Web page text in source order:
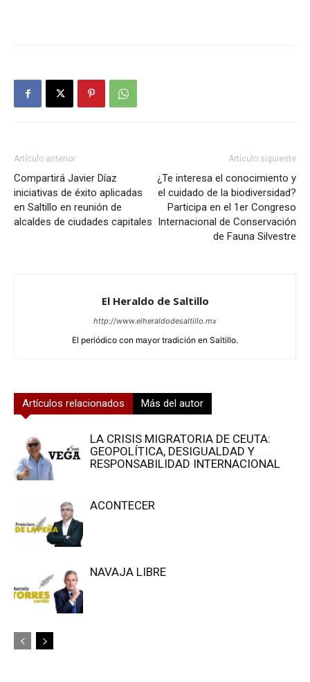
Artículo anterior
Compartirá Javier Díaz
iniciativas de éxito aplicadas
en Saltillo en reunión de
alcaldes de ciudades capitales
Artículo siguiente
¿Te interesa el conocimiento y
el cuidado de la biodiversidad?
Participa en el 1er Congreso
Internacional de Conservación
de Fauna Silvestre
El Heraldo de Saltillo
http://www.elheraldodesaltillo.mx
El periódico con mayor tradición en Saltillo.
Artículos relacionados Más del autor
LA CRISIS MIGRATORIA DE CEUTA:
GEOPOLÍTICA, DESIGUALDAD Y
RESPONSABILIDAD INTERNACIONAL
ACONTECER
NAVAJA LIBRE